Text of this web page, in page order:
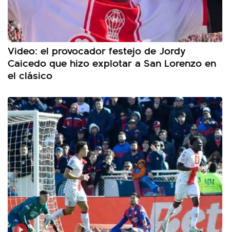
Video: el provocador festejo de Jordy
Caicedo que hizo explotar a San Lorenzo en
el clásico